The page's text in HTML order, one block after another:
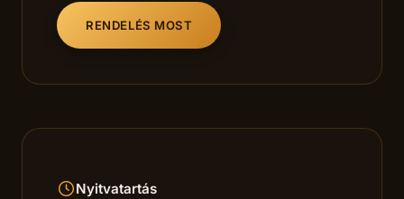
RENDELÉS MOST
Nyitvatartás